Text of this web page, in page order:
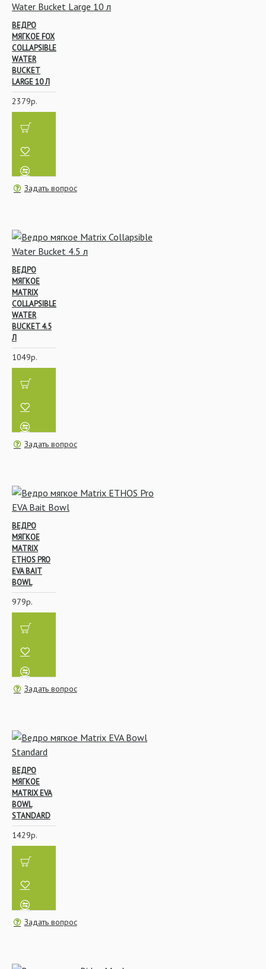
ВЕДРО
МЯГКОЕ FOX
COLLAPSIBLE
WATER
BUCKET
LARGE 10 Л
2379р.
Задать вопрос
ВЕДРО
МЯГКОЕ
MATRIX
COLLAPSIBLE
WATER
BUCKET 4.5
Л
1049р.
Задать вопрос
ВЕДРО
МЯГКОЕ
MATRIX
ETHOS PRO
EVA BAIT
BOWL
979р.
Задать вопрос
ВЕДРО
МЯГКОЕ
MATRIX EVA
BOWL
STANDARD
1429р.
Задать вопрос